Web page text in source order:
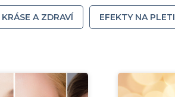
A ZDRAVÍ EFEKTY NA PLETI